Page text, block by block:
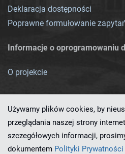
Deklaracja dostępności
Poprawne formułowanie
Informacje o oprogramowaniu
O projekcie
Ten serwis działa dzięki
Używamy plików cookies, by
przeglądania naszej strony
szczegółowych informacji,
dokumentem Polityki Prywatności